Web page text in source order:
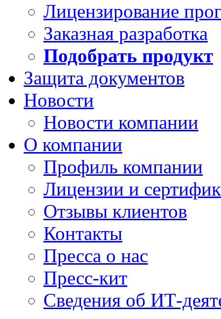
Лицензирование
Заказная разработка
Подобрать продукт
Защита документов
Новости
Новости компании
О компании
Профиль компании
Лицензии и
Отзывы клиентов
Контакты
Пресса о нас
Пресс-кит
Сведения об ИТ-